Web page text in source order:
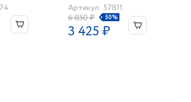
Артикул: 57811
6 850 ₽
50%
3 425 ₽